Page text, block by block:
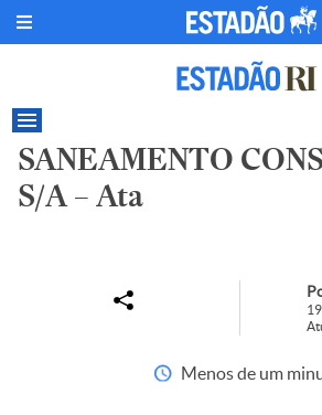
SANEAMENTO
S/A – Ata
Menos de um